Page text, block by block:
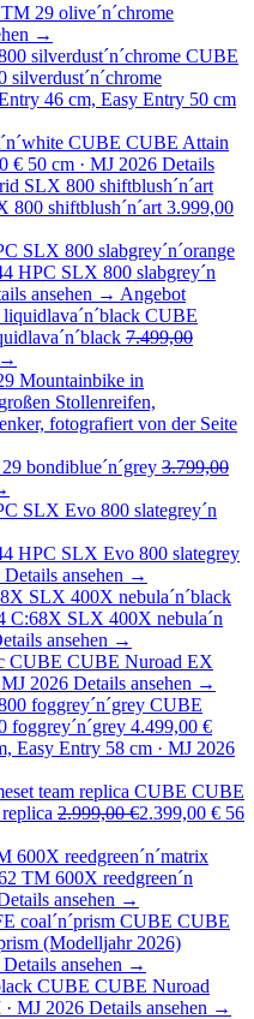
29 olive´n´chrome
→
CUBE
46 cm, Easy Entry 50 cm
CUBE CUBE Attain
€ 50 cm · MJ 2026 Details
shiftblush´n´art 3.999,00
HPC SLX 800 slabgrey´n
ansehen → Angebot
CUBE
7.499,00
→
bondiblue´n´grey 3.799,00
HPC SLX Evo 800 slategrey
Details ansehen →
SLX 400X nebula´n
ansehen →
CUBE CUBE Nuroad EX
2026 Details ansehen →
CUBE
4.499,00 €
Easy Entry 58 cm · MJ 2026
CUBE CUBE
2.999,00 €2.399,00 € 56
TM 600X reedgreen´n
ansehen →
CUBE CUBE
(Modelljahr 2026)
Details ansehen →
CUBE CUBE Nuroad
· MJ 2026 Details ansehen →